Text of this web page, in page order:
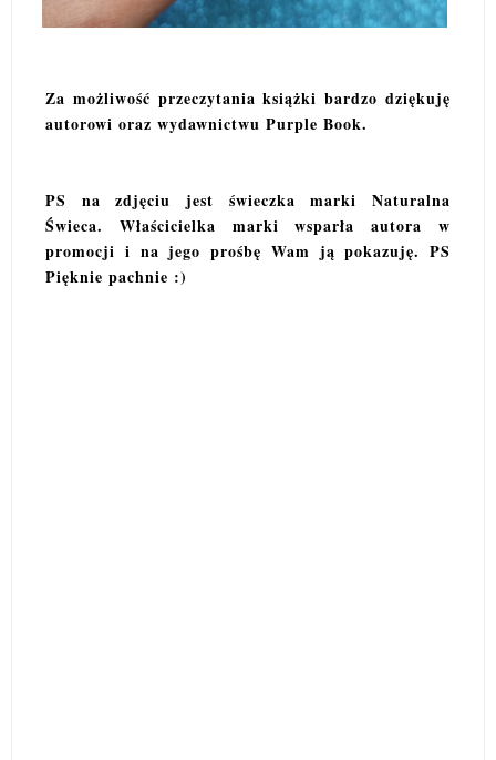
Za możliwość przeczytania książki bardzo dziękuję
autorowi oraz wydawnictwu Purple Book.
PS na zdjęciu jest świeczka marki Naturalna
Świeca. Właścicielka marki wsparła autora w
promocji i na jego prośbę Wam ją pokazuję. PS
Pięknie pachnie :)